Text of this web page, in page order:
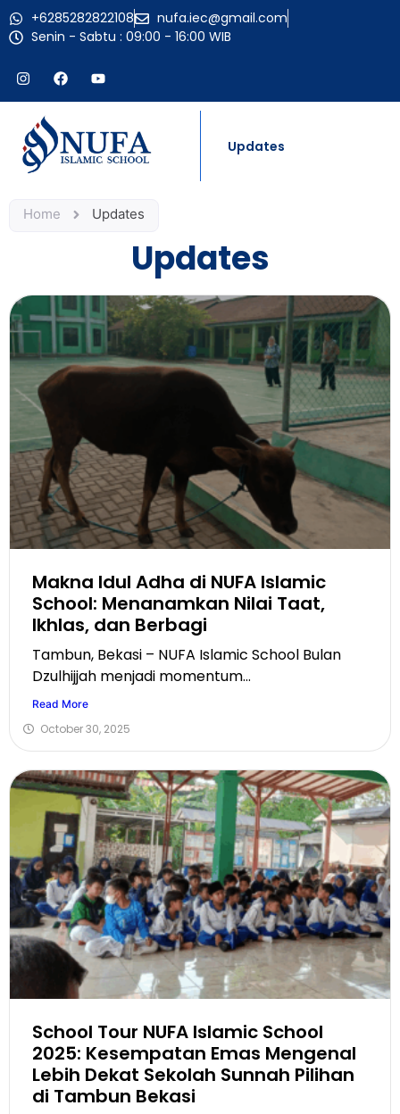
+6285282822108
nufa.iec@gmail.com
Senin - Sabtu : 09:00 - 16:00 WIB
Updates
Home Updates
Updates
Makna Idul Adha di NUFA Islamic
School: Menanamkan Nilai Taat,
Ikhlas, dan Berbagi
Tambun, Bekasi – NUFA Islamic School Bulan
Dzulhijjah menjadi momentum...
Read More
October 30, 2025
School Tour NUFA Islamic School
2025: Kesempatan Emas Mengenal
Lebih Dekat Sekolah Sunnah Pilihan
di Tambun Bekasi